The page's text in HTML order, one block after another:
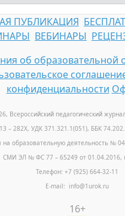
ПУБЛИКАЦИЯ
ВЕБИНАРЫ
об образовательной
конфиденциальности
Всероссийский педагогический
– 282X, УДК 371.321.1(051), ББК
на образовательную деятельность №
СМИ ЭЛ № ФС 77 – 65249 от 01.04.2016,
Телефон: +7 (925) 664-32-11
E-mail: info@1urok.ru
16+